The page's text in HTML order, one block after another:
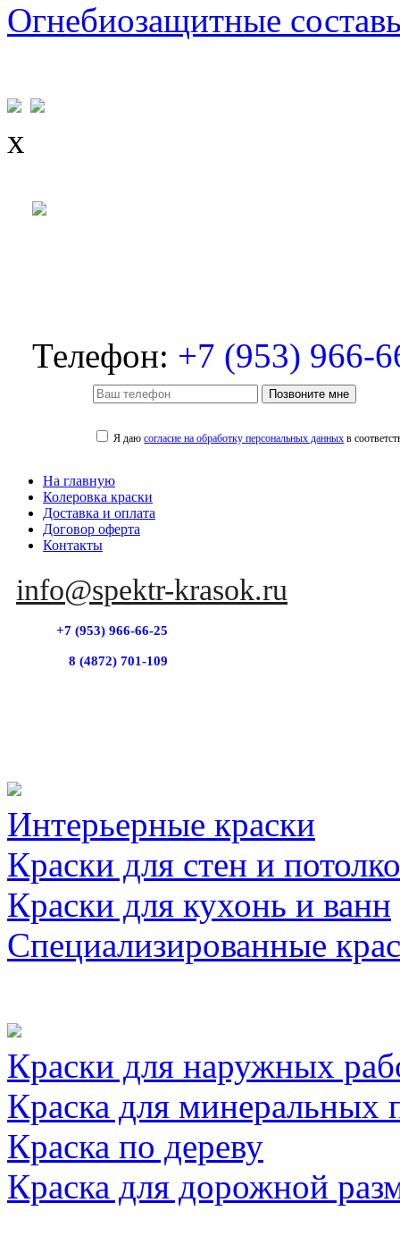
Огнебиозащитные
x
Телефон: +7 (953) 966-
Позвоните мне
Я даюсогласие на обработку персональных данных в
На главную
Колеровка краски
Доставка и оплата
Договор оферта
Контакты
info@spektr-krasok.ru
+7 (953) 966-66-25
8 (4872) 701-109
Интерьерные краски
Краски для стен и
Краски для кухонь и ванн
Специализированные
Краски для наружных
Краска для минеральных
Краска по дереву
Краска для дорожной